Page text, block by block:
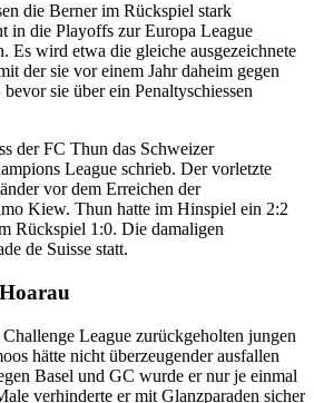
die Berner im Rückspiel stark
in die Playoffs zur Europa League
Es wird etwa die gleiche ausgezeichnete
der sie vor einem Jahr daheim gegen
sie über ein Penaltyschiessen
der FC Thun das Schweizer
League schrieb. Der vorletzte
vor dem Erreichen der
Kiew. Thun hatte im Hinspiel ein 2:2
Rückspiel 1:0. Die damaligen
de Suisse statt.
League zurückgeholten jungen
hätte nicht überzeugender ausfallen
Basel und GC wurde er nur je einmal
verhinderte er mit Glanzparaden sicher